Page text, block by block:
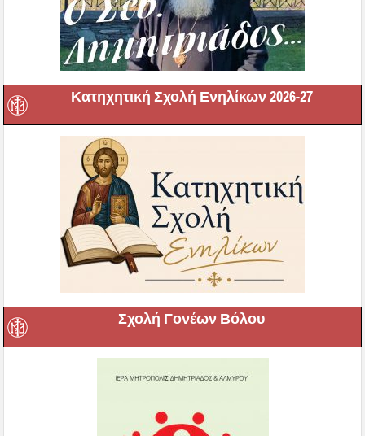
Κατηχητική Σχολή Ενηλίκων 2026-27
Σχολή Γονέων Βόλου